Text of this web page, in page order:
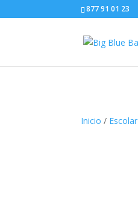
877 91 01 23
Inicio / Escolar